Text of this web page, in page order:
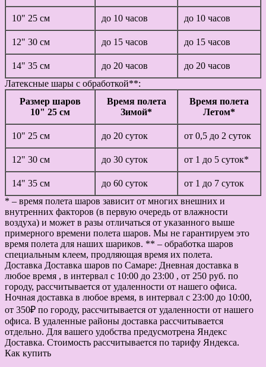
10" 25 см до 10 часов до 10 часов
12" 30 см до 15 часов до 15 часов
14" 35 см до 20 часов
до 20 часов
Латексные шары с обработкой**:
Размер шаров
10" 25 см
Время полета
Зимой*
Время полета
Летом*
10" 25 см до 20 суток от 0,5 до 2 суток
12" 30 см до 30 суток от 1 до 5 суток*
14" 35 см до 60 суток
от 1 до 7 суток
* – время полета шаров зависит от многих внешних и
внутренних факторов (в первую очередь от влажности
воздуха) и может в разы отличаться от указанного выше
примерного времени полета шаров. Мы не гарантируем это
время полета для наших шариков. ** – обработка шаров
специальным клеем, продляющая время их полета.
Доставка Доставка шаров по Самаре: Дневная доставка в
любое время , в интервал с 10:00 до 23:00 , от 250 руб. по
городу, рассчитывается от удаленности от нашего офиса.
Ночная доставка в любое время, в интервал с 23:00 до 10:00,
от 350₽ по городу, рассчитывается от удаленности от нашего
офиса. В удаленные районы доставка рассчитывается
отдельно. Для вашего удобства предусмотрена Яндекс
Доставка. Стоимость рассчитывается по тарифу Яндекса.
Как купить